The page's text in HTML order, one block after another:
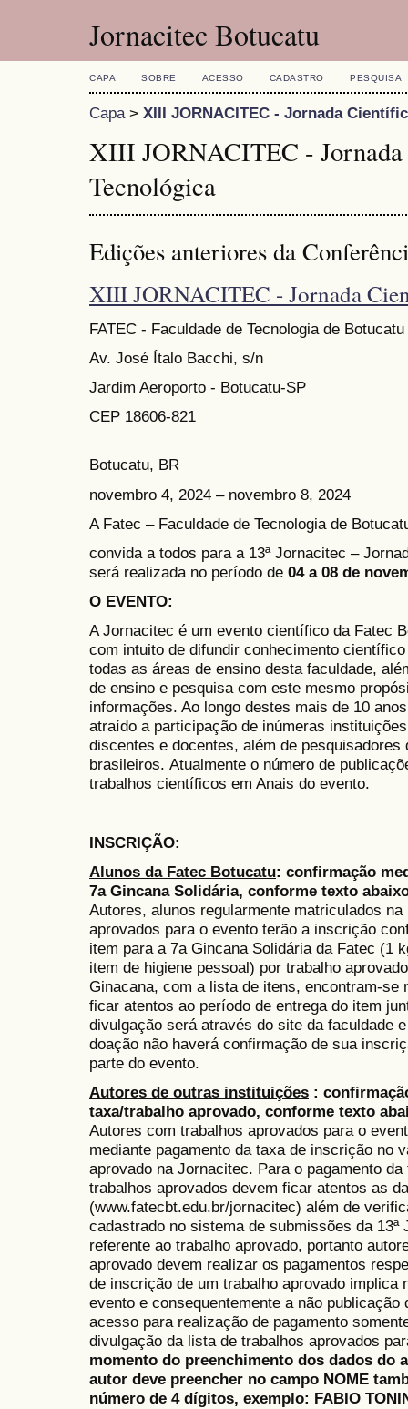
Jornacitec Botucatu
CAPA SOBRE ACESSO CADASTRO PESQUISA
Capa> XIII JORNACITEC - Jornada
XIII JORNACITEC -
Tecnológica
Edições anteriores da
XIII JORNACITEC - Jornada
FATEC - Faculdade de Tecnologia de Botucatu
Av. José Ítalo Bacchi, s/n
Jardim Aeroporto - Botucatu-SP
CEP 18606-821
Botucatu, BR
novembro 4, 2024 – novembro 8, 2024
A Fatec – Faculdade de Tecnologia de
convida a todos para a 13ª Jornacitec –
será realizada no período de 04 a 08 de
O EVENTO:
A Jornacitec é um evento científico da Fatec
com intuito de difundir conhecimento
todas as áreas de ensino desta faculdade,
de ensino e pesquisa com este mesmo
informações. Ao longo destes mais de 10
atraído a participação de inúmeras
discentes e docentes, além de pesquisadores
brasileiros. Atualmente o número de
trabalhos científicos em Anais do evento.
INSCRIÇÃO:
Alunos da Fatec Botucatu: confirmação
7a Gincana Solidária, conforme texto
Autores, alunos regularmente matriculados
aprovados para o evento terão a inscrição
item para a 7a Gincana Solidária da Fatec (1
item de higiene pessoal) por trabalho
Ginacana, com a lista de itens, encontram-se
ficar atentos ao período de entrega do item
divulgação será através do site da faculdade
doação não haverá confirmação de sua
parte do evento.
Autores de outras instituições :
taxa/trabalho aprovado, conforme texto
Autores com trabalhos aprovados para o
mediante pagamento da taxa de inscrição no
aprovado na Jornacitec. Para o pagamento
trabalhos aprovados devem ficar atentos as
(www.fatecbt.edu.br/jornacitec) além de
cadastrado no sistema de submissões da
referente ao trabalho aprovado, portanto
aprovado devem realizar os pagamentos
de inscrição de um trabalho aprovado implica
evento e consequentemente a não
acesso para realização de pagamento
divulgação da lista de trabalhos aprovados
momento do preenchimento dos dados do
autor deve preencher no campo NOME
número de 4 dígitos, exemplo: FABIO